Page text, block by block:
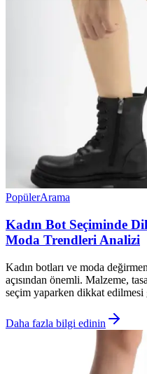
PopülerArama
Kadın Bot Seçiminde
Moda Trendleri Analizi
Kadın botları ve moda
açısından önemli. Malzeme,
seçim yaparken dikkat
Daha fazla bilgi edinin